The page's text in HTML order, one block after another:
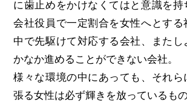
に歯止めをかけなくてはと意識を持
会社役員で一定割合を女性へとする
中で先駆けて対応する会社、またし
かなか進めることができない会社。
様々な環境の中にあっても、それら
張る女性は必ず輝きを放っているも